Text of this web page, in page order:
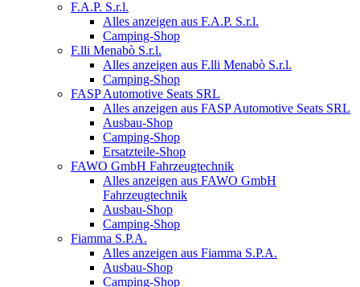
F.A.P. S.r.l.
Alles anzeigen aus F.A.P. S.r.l.
Camping-Shop
F.lli Menabò S.r.l.
Alles anzeigen aus F.lli Menabò S.r.l.
Camping-Shop
FASP Automotive Seats SRL
Alles anzeigen aus FASP Automotive Seats SRL
Ausbau-Shop
Camping-Shop
Ersatzteile-Shop
FAWO GmbH Fahrzeugtechnik
Alles anzeigen aus FAWO GmbH
Fahrzeugtechnik
Ausbau-Shop
Camping-Shop
Fiamma S.P.A.
Alles anzeigen aus Fiamma S.P.A.
Ausbau-Shop
Camping-Shop